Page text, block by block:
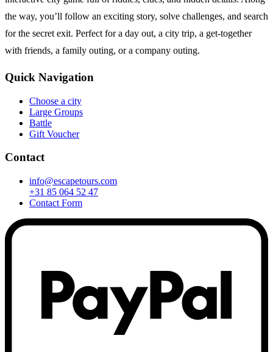
the way, you’ll follow an exciting story, solve challenges, and search
for the secret exit. Perfect for a day out, a city trip, a get-together
with friends, a family outing, or a company outing.
Quick Navigation
Choose a city
Large Groups
Battle
Gift Voucher
Contact
info@escapetours.com
+31 85 064 52 47
Contact Form